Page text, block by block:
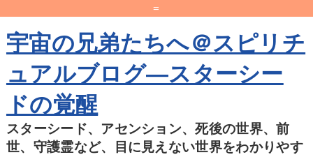
=
宇宙の兄弟たちへ＠スピリチ
ュアルブログ―スターシー
ドの覚醒
スターシード、アセンション、死後の世界、前
世、守護霊など、目に見えない世界をわかりやす